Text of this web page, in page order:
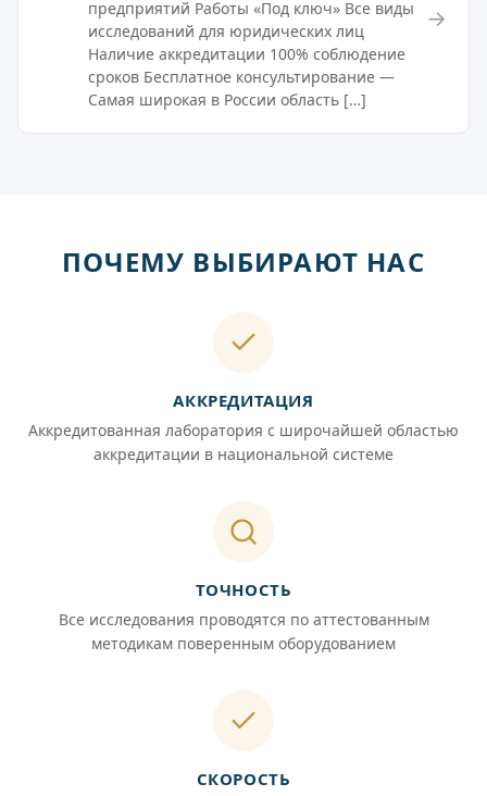
предприятий Работы «Под ключ» Все виды
исследований для юридических лиц
Наличие аккредитации 100% соблюдение
сроков Бесплатное консультирование —
Самая широкая в России область […]
→
ПОЧЕМУ ВЫБИРАЮТ НАС
АККРЕДИТАЦИЯ
Аккредитованная лаборатория с широчайшей областью
аккредитации в национальной системе
ТОЧНОСТЬ
Все исследования проводятся по аттестованным
методикам поверенным оборудованием
СКОРОСТЬ